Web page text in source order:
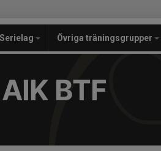
Serielag Övriga träningsgrupper
BTF